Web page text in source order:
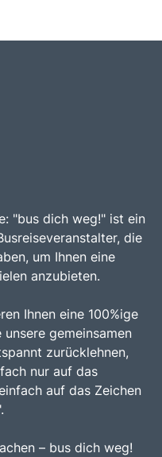
"bus dich weg!" ist ein
die
um Ihnen eine
anzubieten.
Ihnen eine 100%ige
gemeinsamen
zurücklehnen,
nur auf das
auf das Zeichen
– bus dich weg!